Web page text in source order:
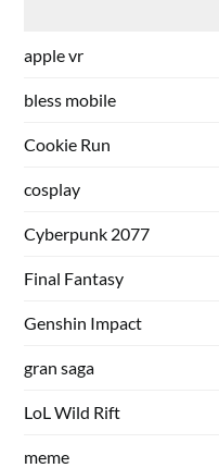
apple vr
bless mobile
Cookie Run
cosplay
Cyberpunk 2077
Final Fantasy
Genshin Impact
gran saga
LoL Wild Rift
meme